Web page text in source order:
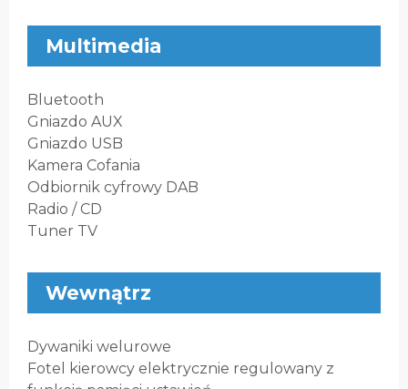
Multimedia
Bluetooth
Gniazdo AUX
Gniazdo USB
Kamera Cofania
Odbiornik cyfrowy DAB
Radio / CD
Tuner TV
Wewnątrz
Dywaniki welurowe
Fotel kierowcy elektrycznie regulowany z